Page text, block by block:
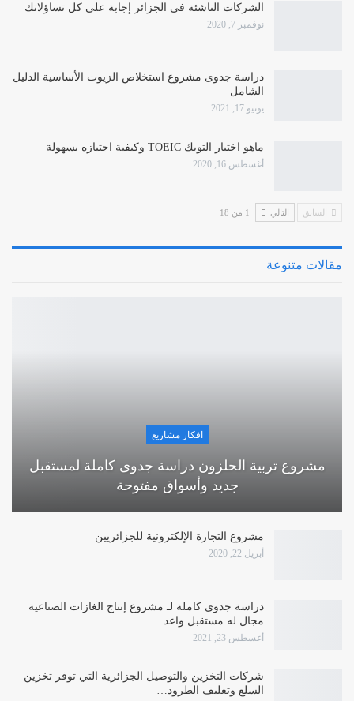
الشركات الناشئة في الجزائر إجابة على كل تساؤلاتك
نوفمبر 7, 2020
دراسة جدوى مشروع استخلاص الزيوت الأساسية الدليل
الشامل
يونيو 17, 2021
ماهو اختبار التويك TOEIC وكيفية اجتيازه بسهولة
أغسطس 16, 2020
السابق التالي 1 من 18
مقالات متنوعة
افكار مشاريع
مشروع تربية الحلزون دراسة جدوى كاملة لمستقبل
جديد وأسواق مفتوحة
مشروع التجارة الإلكترونية للجزائريين
أبريل 22, 2020
دراسة جدوى كاملة لـ مشروع إنتاج الغازات الصناعية
مجال له مستقبل واعد…
أغسطس 23, 2021
شركات التخزين والتوصيل الجزائرية التي توفر تخزين
السلع وتغليف الطرود…